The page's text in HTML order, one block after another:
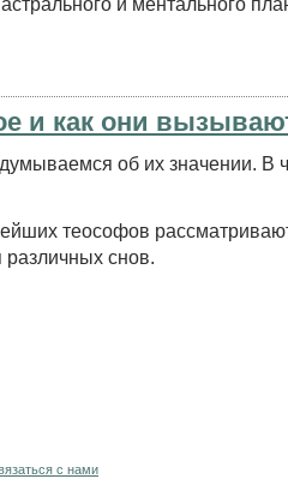
и как они
об их значении. В
теософов
снов.
с нами